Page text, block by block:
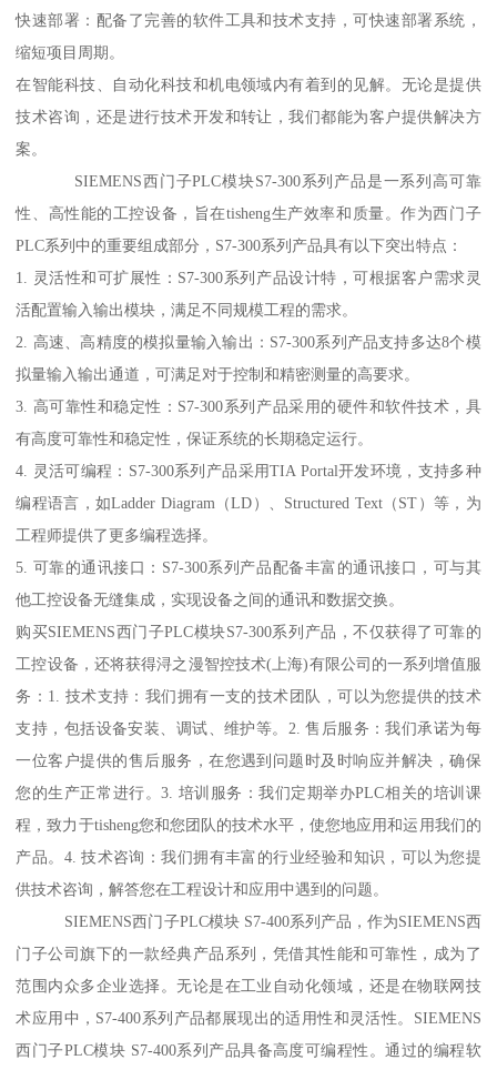
快速部署：配备了完善的软件工具和技术支持，可快速部署系统，
缩短项目周期。
在智能科技、自动化科技和机电领域内有着到的见解。无论是提供
技术咨询，还是进行技术开发和转让，我们都能为客户提供解决方
案。
SIEMENS西门子PLC模块S7-300系列产品是一系列高可靠
性、高性能的工控设备，旨在tisheng生产效率和质量。作为西门子
PLC系列中的重要组成部分，S7-300系列产品具有以下突出特点：
1. 灵活性和可扩展性：S7-300系列产品设计特，可根据客户需求灵
活配置输入输出模块，满足不同规模工程的需求。
2. 高速、高精度的模拟量输入输出：S7-300系列产品支持多达8个模
拟量输入输出通道，可满足对于控制和精密测量的高要求。
3. 高可靠性和稳定性：S7-300系列产品采用的硬件和软件技术，具
有高度可靠性和稳定性，保证系统的长期稳定运行。
4. 灵活可编程：S7-300系列产品采用TIA Portal开发环境，支持多种
编程语言，如Ladder Diagram（LD）、Structured Text（ST）等，为
工程师提供了更多编程选择。
5. 可靠的通讯接口：S7-300系列产品配备丰富的通讯接口，可与其
他工控设备无缝集成，实现设备之间的通讯和数据交换。
购买SIEMENS西门子PLC模块S7-300系列产品，不仅获得了可靠的
工控设备，还将获得浔之漫智控技术(上海)有限公司的一系列增值服
务：1. 技术支持：我们拥有一支的技术团队，可以为您提供的技术
支持，包括设备安装、调试、维护等。2. 售后服务：我们承诺为每
一位客户提供的售后服务，在您遇到问题时及时响应并解决，确保
您的生产正常进行。3. 培训服务：我们定期举办PLC相关的培训课
程，致力于tisheng您和您团队的技术水平，使您地应用和运用我们的
产品。4. 技术咨询：我们拥有丰富的行业经验和知识，可以为您提
供技术咨询，解答您在工程设计和应用中遇到的问题。
SIEMENS西门子PLC模块 S7-400系列产品，作为SIEMENS西
门子公司旗下的一款经典产品系列，凭借其性能和可靠性，成为了
范围内众多企业选择。无论是在工业自动化领域，还是在物联网技
术应用中，S7-400系列产品都展现出的适用性和灵活性。SIEMENS
西门子PLC模块 S7-400系列产品具备高度可编程性。通过的编程软